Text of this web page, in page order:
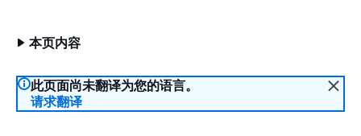
本页内容
此页面尚未翻译为您的语言。
请求翻译